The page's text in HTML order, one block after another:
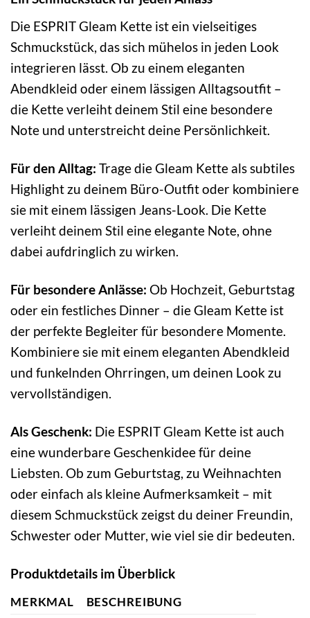
Die ESPRIT Gleam Kette ist ein vielseitiges
Schmuckstück, das sich mühelos in jeden Look
integrieren lässt. Ob zu einem eleganten
Abendkleid oder einem lässigen Alltagsoutfit –
die Kette verleiht deinem Stil eine besondere
Note und unterstreicht deine Persönlichkeit.
Für den Alltag: Trage die Gleam Kette als subtiles
Highlight zu deinem Büro-Outfit oder kombiniere
sie mit einem lässigen Jeans-Look. Die Kette
verleiht deinem Stil eine elegante Note, ohne
dabei aufdringlich zu wirken.
Für besondere Anlässe: Ob Hochzeit, Geburtstag
oder ein festliches Dinner – die Gleam Kette ist
der perfekte Begleiter für besondere Momente.
Kombiniere sie mit einem eleganten Abendkleid
und funkelnden Ohrringen, um deinen Look zu
vervollständigen.
Als Geschenk: Die ESPRIT Gleam Kette ist auch
eine wunderbare Geschenkidee für deine
Liebsten. Ob zum Geburtstag, zu Weihnachten
oder einfach als kleine Aufmerksamkeit – mit
diesem Schmuckstück zeigst du deiner Freundin,
Schwester oder Mutter, wie viel sie dir bedeuten.
Produktdetails im Überblick
MERKMAL
BESCHREIBUNG